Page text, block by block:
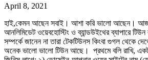
April 8, 2021
হাই,কেমন আছেন সবাই। আশা করি ভালো আছেন।
আনলিমিডেট ওয়েবহোস্টিং ও ব্যান্ডউইথের ব্যাপারে
সম্পর্কে জানেন না তারা টেকটিউনস কিংবা গুগল থেকে
অনেক ভালো ভালো টিউন আছে। প্রথমে বলি রাখি,